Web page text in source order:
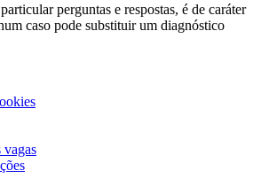
perguntas e respostas, é de caráter
caso pode substituir um diagnóstico
vagas